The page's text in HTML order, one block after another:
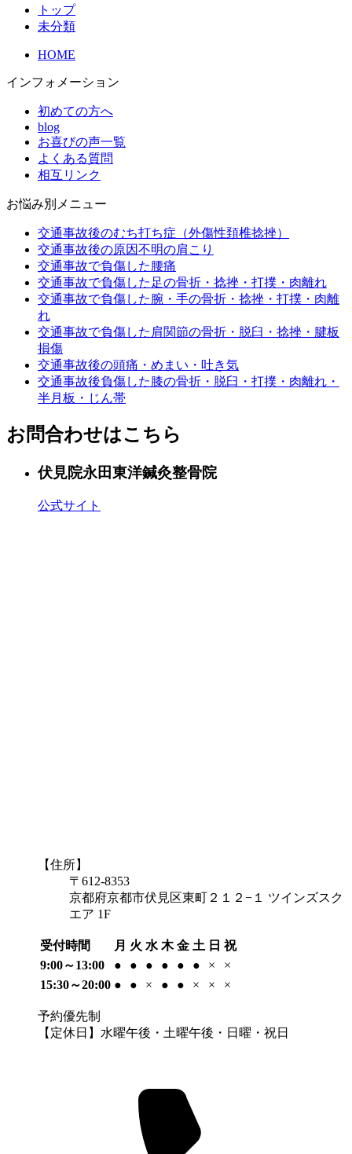
トップ
未分類
HOME
インフォメーション
初めての方へ
blog
お喜びの声一覧
よくある質問
相互リンク
お悩み別メニュー
交通事故後のむち打ち症（外傷性頚椎捻挫）
交通事故後の原因不明の肩こり
交通事故で負傷した腰痛
交通事故で負傷した足の骨折・捻挫・打撲・肉離れ
交通事故で負傷した腕・手の骨折・捻挫・打撲・肉離
れ
交通事故で負傷した肩関節の骨折・脱臼・捻挫・腱板
損傷
交通事故後の頭痛・めまい・吐き気
交通事故後負傷した膝の骨折・脱臼・打撲・肉離れ・
半月板・じん帯
お問合わせはこちら
伏見院永田東洋鍼灸整骨院
公式サイト
【住所】
〒612-8353
京都府京都市伏見区東町２１２−１ ツインズスク
エア 1F
受付時間 月 火 水 木 金 土 日 祝
9:00～13:00
● ● ● ● ● ● ×
×
15:30～20:00 ● ● × ● ● × × ×
予約優先制
【定休日】水曜午後・土曜午後・日曜・祝日